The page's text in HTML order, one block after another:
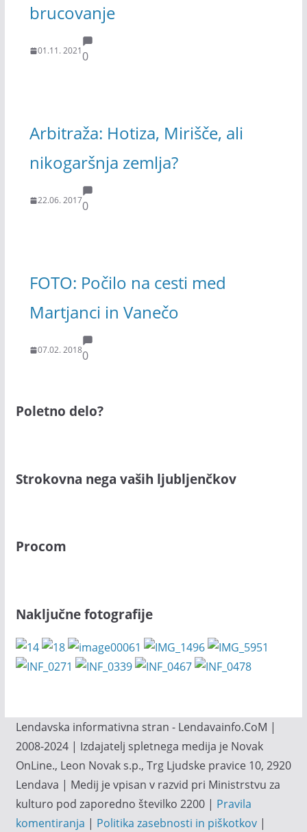
brucovanje
01.11. 20210
Arbitraža: Hotiza, Mirišče, ali
nikogaršnja zemlja?
22.06. 20170
FOTO: Počilo na cesti med
Martjanci in Vanečo
07.02. 20180
Poletno delo?
Strokovna nega vaših ljubljenčkov
Procom
Naključne fotografije
Lendavska informativna stran - Lendavainfo.CoM |
2008-2024 | Izdajatelj spletnega medija je Novak
OnLine., Leon Novak s.p., Trg Ljudske pravice 10, 2920
Lendava | Medij je vpisan v razvid pri Ministrstvu za
kulturo pod zaporedno številko 2200 | Pravila
komentiranja | Politika zasebnosti in piškotkov|